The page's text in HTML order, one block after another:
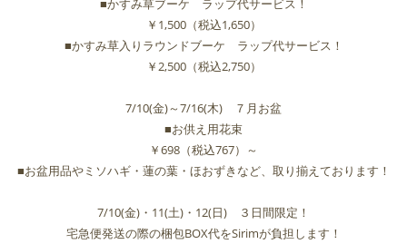
■かすみ草ブーケ ラップ代サービス！
￥1,500（税込1,650）
■かすみ草入りラウンドブーケ ラップ代サービス！
￥2,500（税込2,750）
7/10(金)～7/16(木) ７月お盆
■お供え用花束
￥698（税込767）～
■お盆用品やミソハギ・蓮の葉・ほおずきなど、取り揃えております！
7/10(金)・11(土)・12(日) ３日間限定！
宅急便発送の際の梱包BOX代をSirimが負担します！